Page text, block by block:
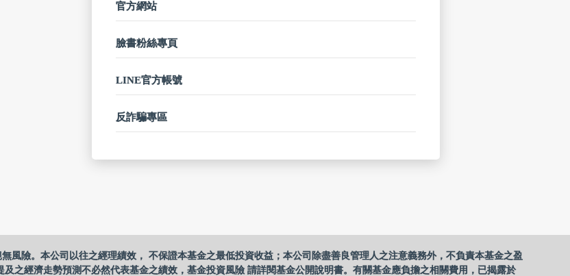
官方網站
臉書粉絲專頁
LINE官方帳號
反詐騙專區
風險。本公司以往之經理績效， 不保證本基金之最低投資收益；本公司除盡善良管理人之注意義務外，不負責本基金之盈
之經濟走勢預測不必然代表基金之績效，基金投資風險 請詳閱基金公開說明書。有關基金應負擔之相關費用，已揭露於